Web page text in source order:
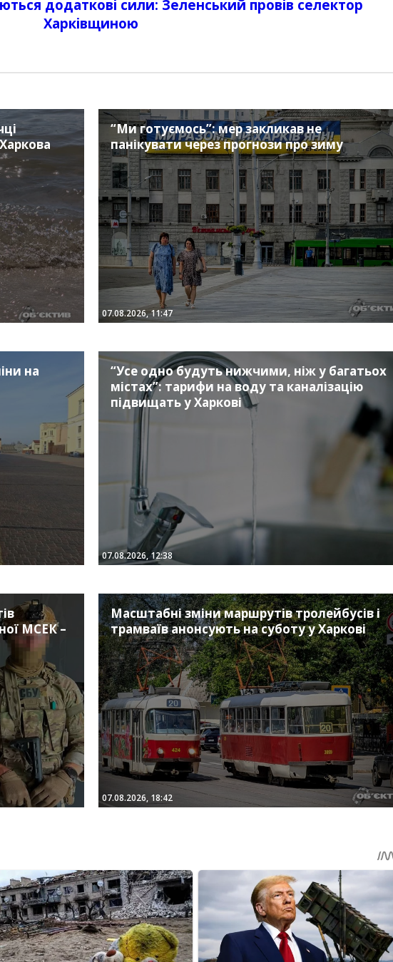
додаткові сили: Зеленський провів селектор
Харківщиною
“Ми готуємось”: мер закликав не
панікувати через прогнози про зиму
07.08.2026, 11:47
на
“Усе одно будуть нижчими, ніж у багатьох
містах”: тарифи на воду та каналізацію
підвищать у Харкові
07.08.2026, 12:38
МСЕК –
Масштабні зміни маршрутів тролейбусів і
трамваїв анонсують на суботу у Харкові
07.08.2026, 18:42